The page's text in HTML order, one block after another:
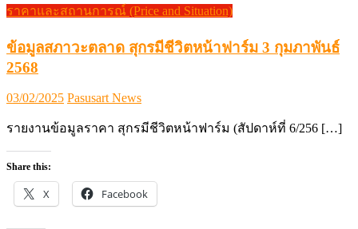
ราคาและสถานการณ์ (Price and Situation)
ข้อมูลสภาวะตลาด สุกรมีชีวิตหน้าฟาร์ม 3 กุมภาพันธ์
2568
Posted
03/02/2025 Author
Pasusart News
รายงานข้อมูลราคา สุกรมีชีวิตหน้าฟาร์ม (สัปดาห์ที่ 6/256 […]
Share this:
X Facebook